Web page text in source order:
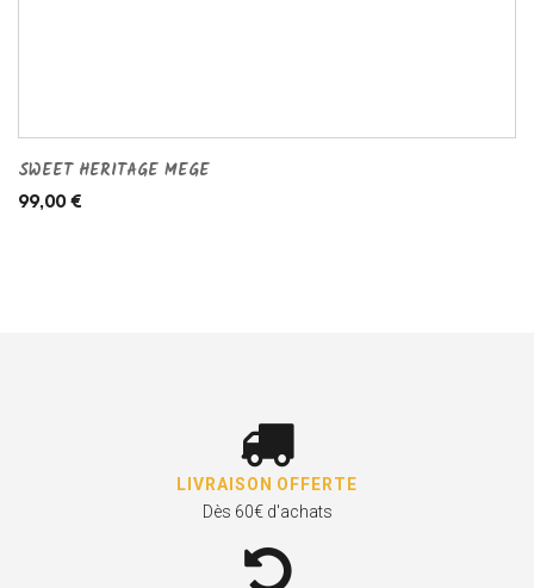
SWEET HERITAGE MEGE
99,00 €
LIVRAISON OFFERTE
Dès 60€ d'achats